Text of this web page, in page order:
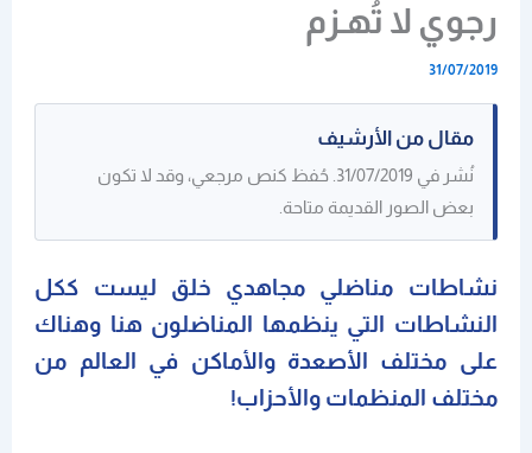
رجوي لا تُهـزم
31/07/2019
مقال من الأرشيف
نُشر في 31/07/2019. حُفظ كنص مرجعي، وقد لا تكون
بعض الصور القديمة متاحة.
نشاطات مناضلي مجاهدي خلق ليست ككل
النشاطات التي ينظمها المناضلون هنا وهناك
على مختلف الأصعدة والأماكن في العالم من
مختلف المنظمات والأحزاب!